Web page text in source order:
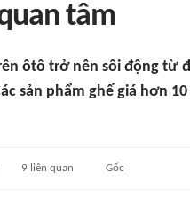
tâm
ôtô trở nên sôi động từ
sản phẩm ghế giá hơn
9 liên quan Gốc